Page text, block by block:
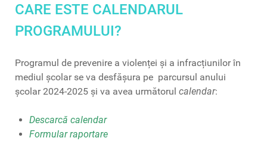
CARE ESTE CALENDARUL
PROGRAMULUI?
Programul de prevenire a violenței și a infracțiunilor în
mediul școlar se va desfășura pe parcursul anului
școlar 2024-2025 și va avea următorul calendar:
Descarcă calendar
Formular raportare